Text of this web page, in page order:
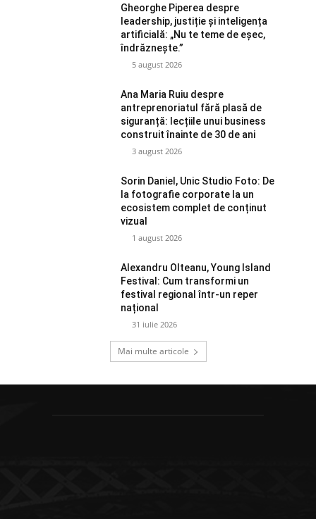
Gheorghe Piperea despre
leadership, justiție și inteligența
artificială: „Nu te teme de eșec,
îndrăznește.”
5 august 2026
Ana Maria Ruiu despre
antreprenoriatul fără plasă de
siguranță: lecțiile unui business
construit înainte de 30 de ani
3 august 2026
Sorin Daniel, Unic Studio Foto: De
la fotografie corporate la un
ecosistem complet de conținut
vizual
1 august 2026
Alexandru Olteanu, Young Island
Festival: Cum transformi un
festival regional într-un reper
național
31 iulie 2026
Mai multe articole